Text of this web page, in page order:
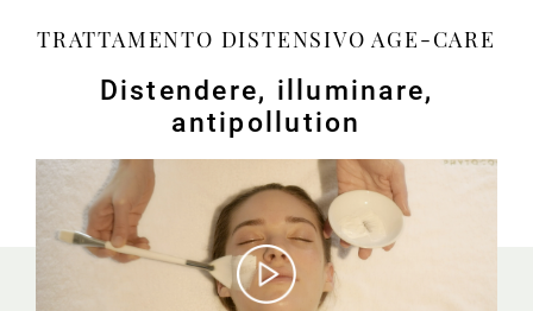
TRATTAMENTO DISTENSIVO AGE-CARE
Distendere, illuminare,
antipollution